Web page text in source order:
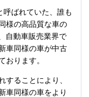
呼ばれていた、誰も
様の高品質な車の
自動車販売業界で
車同様の車が中古
おります。
することにより、
車同様の車をより